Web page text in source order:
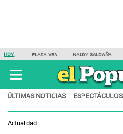
HOY: PLAZA VEA NALDY SALDAÑA
ÚLTIMAS NOTICIAS ESPECTÁCULOS
Actualidad